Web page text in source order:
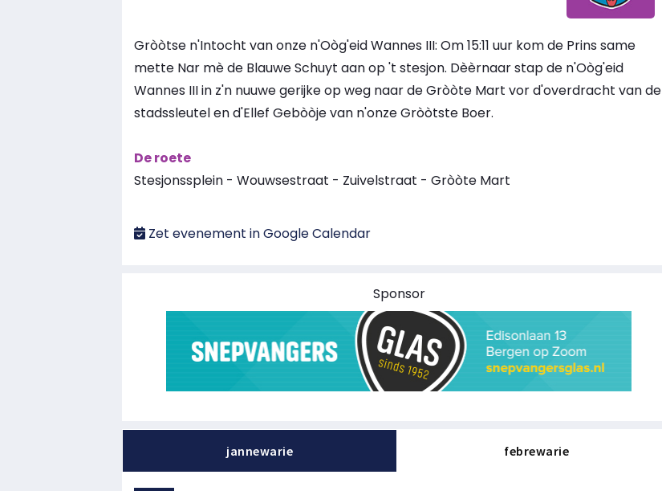
Gròòtse n'Intocht van onze n'Oòg'eid Wannes III: Om 15:11 uur kom de Prins same
mette Nar mè de Blauwe Schuyt aan op 't stesjon. Dèèrnaar stap de n'Oòg'eid
Wannes III in z'n nuuwe gerijke op weg naar de Gròòte Mart vor d'overdracht van de
stadssleutel en d'Ellef Gebòòje van n'onze Gròòtste Boer.
De roete
Stesjonssplein - Wouwsestraat - Zuivelstraat - Gròòte Mart
Zet evenement in Google Calendar
Sponsor
jannewarie febrewarie